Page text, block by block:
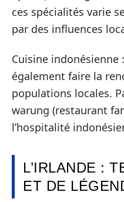
ces spécialités varie
par des influences
Cuisine indonésienne
également faire la
populations locales.
warung (restaurant
l’hospitalité
L’IRLANDE :
ET DE